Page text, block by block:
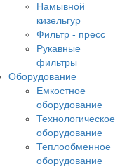
Намывной
кизельгур
Фильтр - пресс
Рукавные
фильтры
Оборудование
Емкостное
оборудование
Технологическое
оборудование
Теплообменное
оборудование